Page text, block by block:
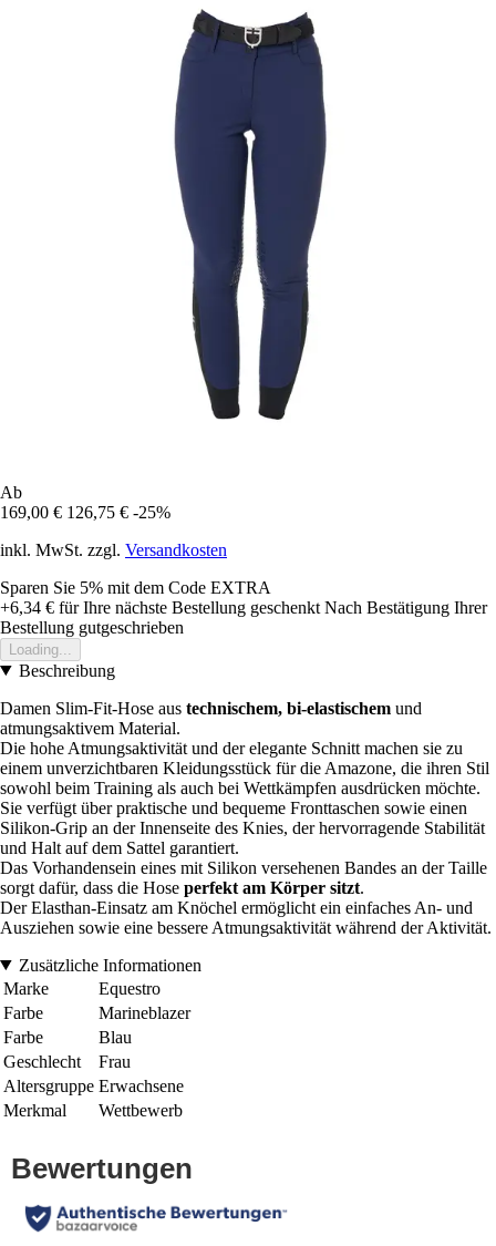
Ab
169,00 € 126,75 € -25%
inkl. MwSt. zzgl. Versandkosten
Sparen Sie 5% mit dem Code EXTRA
+6,34 € für Ihre nächste Bestellung geschenkt Nach Bestätigung Ihrer
Bestellung gutgeschrieben
Loading...
Beschreibung
Damen Slim-Fit-Hose aus technischem, bi-elastischem und
atmungsaktivem Material.
Die hohe Atmungsaktivität und der elegante Schnitt machen sie zu
einem unverzichtbaren Kleidungsstück für die Amazone, die ihren Stil
sowohl beim Training als auch bei Wettkämpfen ausdrücken möchte.
Sie verfügt über praktische und bequeme Fronttaschen sowie einen
Silikon-Grip an der Innenseite des Knies, der hervorragende Stabilität
und Halt auf dem Sattel garantiert.
Das Vorhandensein eines mit Silikon versehenen Bandes an der Taille
sorgt dafür, dass die Hose perfekt am Körper sitzt.
Der Elasthan-Einsatz am Knöchel ermöglicht ein einfaches An- und
Ausziehen sowie eine bessere Atmungsaktivität während der Aktivität.
Zusätzliche Informationen
Marke
Equestro
Farbe
Marineblazer
Farbe
Blau
Geschlecht
Frau
Altersgruppe Erwachsene
Merkmal
Wettbewerb